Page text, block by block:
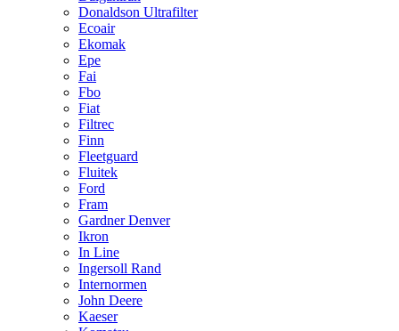
Donaldson Ultrafilter
Ecoair
Ekomak
Epe
Fai
Fbo
Fiat
Filtrec
Finn
Fleetguard
Fluitek
Ford
Fram
Gardner Denver
Ikron
In Line
Ingersoll Rand
Internormen
John Deere
Kaeser